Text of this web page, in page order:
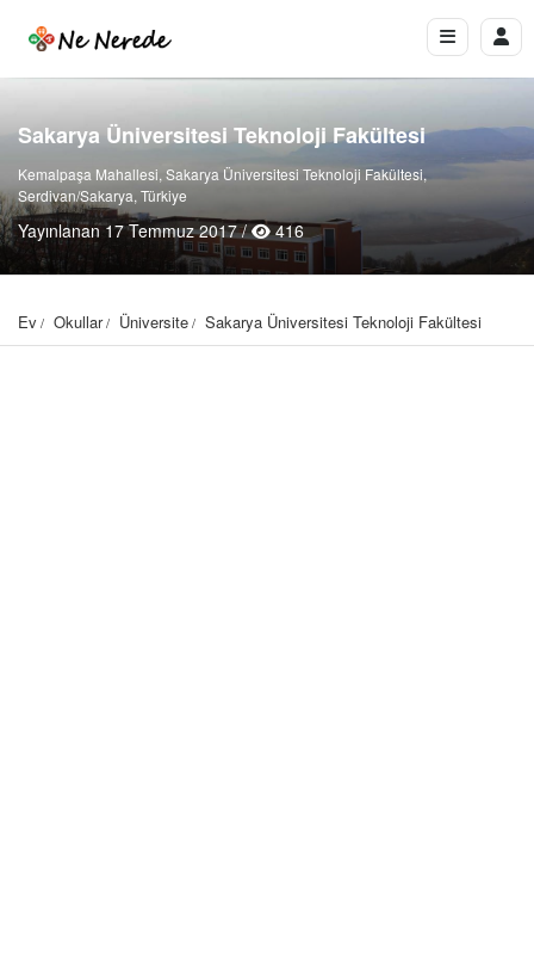
Sakarya Üniversitesi Teknoloji Fakültesi
Kemalpaşa Mahallesi, Sakarya Üniversitesi Teknoloji Fakültesi,
Serdivan/Sakarya, Türkiye
Yayınlanan 17 Temmuz 2017 / 416
Ev Okullar Üniversite Sakarya Üniversitesi Teknoloji Fakültesi